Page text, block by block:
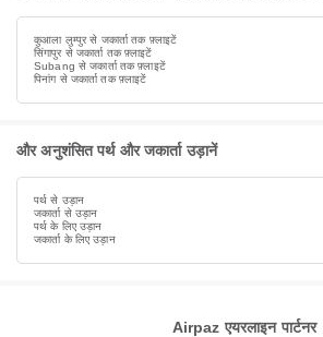
कुआला लुम्पुर से जकार्ता तक फ़्लाइटें
सिंगापुर से जकार्ता तक फ़्लाइटें
Subang से जकार्ता तक फ़्लाइटें
पिनांग से जकार्ता तक फ़्लाइटें
और अनुशंसित पर्थ और जकार्ता उड़ानें
पर्थ से उड़ान
जकार्ता से उड़ान
पर्थ के लिए उड़ान
जकार्ता के लिए उड़ान
Airpaz एयरलाइन पार्टनर